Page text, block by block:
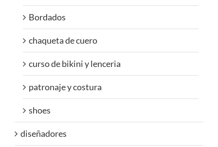
Bordados
chaqueta de cuero
curso de bikini y lenceria
patronaje y costura
shoes
diseñadores